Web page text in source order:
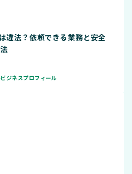
違法？依頼できる業務と安全
ジネスプロフィール